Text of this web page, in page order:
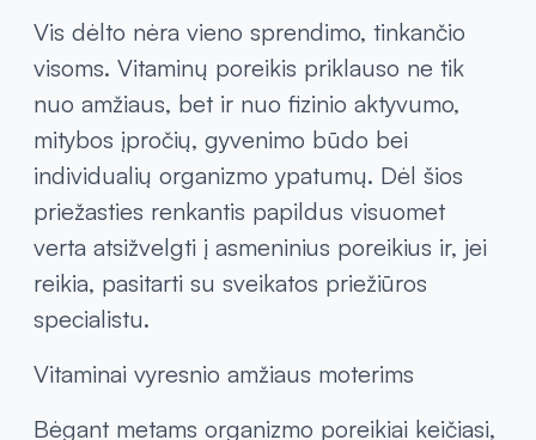
svarbu užtikrinti pakankamą vitaminų ir
mineralų kiekį, kuris padėtų papildyti
kasdienę mitybą ir prisidėtų prie normalios
organizmo funkcijų veiklos.
Vis dėlto nėra vieno sprendimo, tinkančio
visoms. Vitaminų poreikis priklauso ne tik
nuo amžiaus, bet ir nuo fizinio aktyvumo,
mitybos įpročių, gyvenimo būdo bei
individualių organizmo ypatumų. Dėl šios
priežasties renkantis papildus visuomet
verta atsižvelgti į asmeninius poreikius ir, jei
reikia, pasitarti su sveikatos priežiūros